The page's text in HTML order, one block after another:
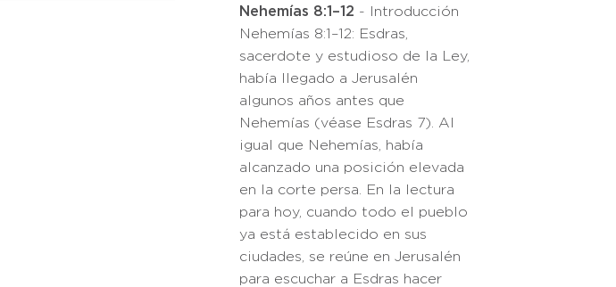
Nehemías 8:1–12 - Introducción
Nehemías 8:1–12: Esdras,
sacerdote y estudioso de la Ley,
había llegado a Jerusalén
algunos años antes que
Nehemías (véase Esdras 7). Al
igual que Nehemías, había
alcanzado una posición elevada
en la corte persa. En la lectura
para hoy, cuando todo el pueblo
ya está establecido en sus
ciudades, se reúne en Jerusalén
para escuchar a Esdras hacer